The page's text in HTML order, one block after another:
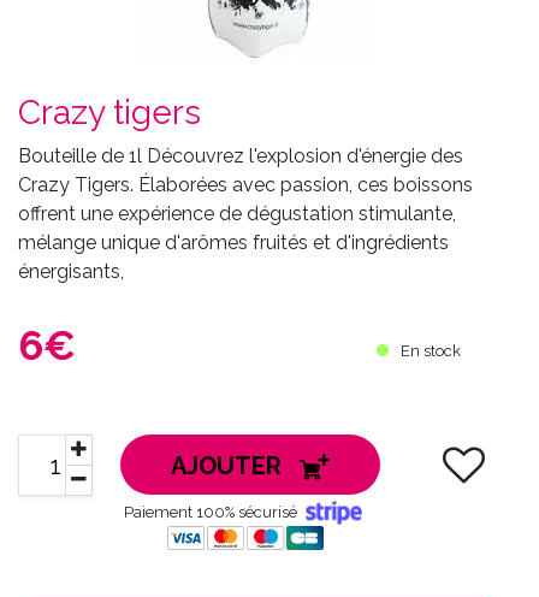
Crazy tigers
Bouteille de 1l Découvrez l'explosion d'énergie des
Crazy Tigers. Élaborées avec passion, ces boissons
offrent une expérience de dégustation stimulante,
mélange unique d'arômes fruités et d'ingrédients
énergisants,
6€ En stock
AJOUTER
Paiement 100% sécurisé